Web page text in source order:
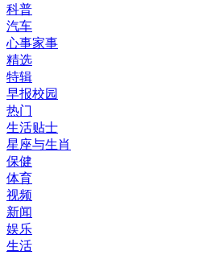
科普
汽车
心事家事
精选
特辑
早报校园
热门
生活贴士
星座与生肖
保健
体育
视频
新闻
娱乐
生活